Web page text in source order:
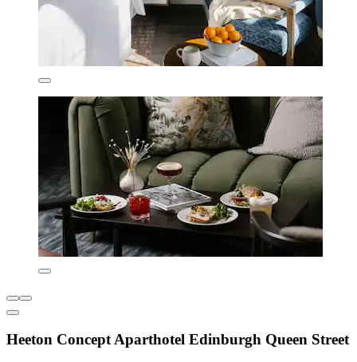
Heeton Concept Aparthotel Edinburgh Queen Street